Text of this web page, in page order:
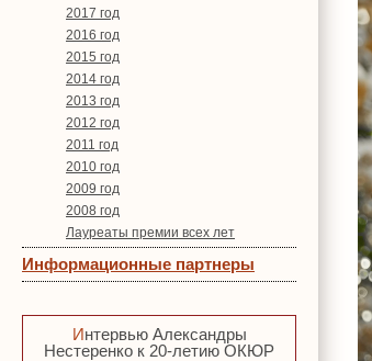
2017 год
2016 год
2015 год
2014 год
2013 год
2012 год
2011 год
2010 год
2009 год
2008 год
Лауреаты премии всех лет
Информационные партнеры
Интервью Александры
Нестеренко к 20-летию ОКЮР